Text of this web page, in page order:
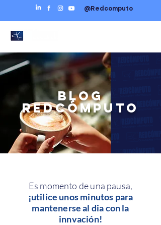
@Redcomputo
BLOG
REDCÓMPUTO
Es momento de una pausa,
¡utilice unos minutos para
mantenerse al dia con la
innvación!